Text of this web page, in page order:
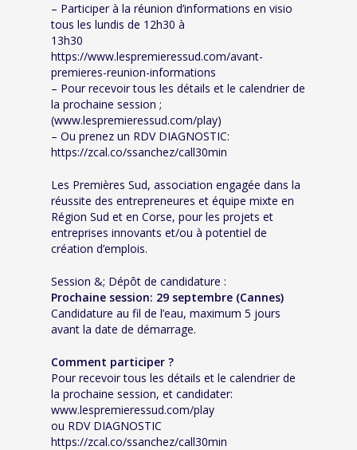
– Participer à la réunion d’informations en visio
tous les lundis de 12h30 à
13h30
https://www.lespremieressud.com/avant-
premieres-reunion-informations
– Pour recevoir tous les détails et le calendrier de
la prochaine session ;
(www.lespremieressud.com/play)
– Ou prenez un RDV DIAGNOSTIC:
https://zcal.co/ssanchez/call30min
Les Premières Sud, association engagée dans la
réussite des entrepreneures et équipe mixte en
Région Sud et en Corse, pour les projets et
entreprises innovants et/ou à potentiel de
création d’emplois.
Session &; Dépôt de candidature :
Prochaine session: 29 septembre (Cannes)
Candidature au fil de l’eau, maximum 5 jours
avant la date de démarrage.
Comment participer ?
Pour recevoir tous les détails et le calendrier de
la prochaine session, et candidater:
www.lespremieressud.com/play
ou RDV DIAGNOSTIC
https://zcal.co/ssanchez/call30min